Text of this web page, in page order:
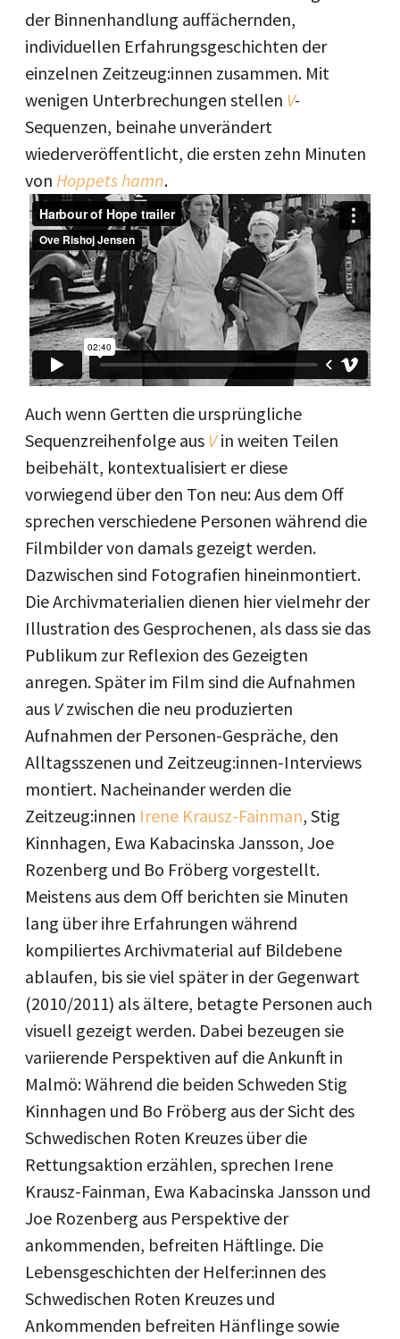
der Binnenhandlung auffächernden,
individuellen Erfahrungsgeschichten der
einzelnen Zeitzeug:innen zusammen. Mit
wenigen Unterbrechungen stellen V-
Sequenzen, beinahe unverändert
wiederveröffentlicht, die ersten zehn Minuten
von Hoppets hamn.
Auch wenn Gertten die ursprüngliche
Sequenzreihenfolge aus Vin weiten Teilen
beibehält, kontextualisiert er diese
vorwiegend über den Ton neu: Aus dem Off
sprechen verschiedene Personen während die
Filmbilder von damals gezeigt werden.
Dazwischen sind Fotografien hineinmontiert.
Die Archivmaterialien dienen hier vielmehr der
Illustration des Gesprochenen, als dass sie das
Publikum zur Reflexion des Gezeigten
anregen. Später im Film sind die Aufnahmen
aus Vzwischen die neu produzierten
Aufnahmen der Personen-Gespräche, den
Alltagsszenen und Zeitzeug:innen-Interviews
montiert. Nacheinander werden die
Zeitzeug:innen Irene Krausz-Fainman, Stig
Kinnhagen, Ewa Kabacinska Jansson, Joe
Rozenberg und Bo Fröberg vorgestellt.
Meistens aus dem Off berichten sie Minuten
lang über ihre Erfahrungen während
kompiliertes Archivmaterial auf Bildebene
ablaufen, bis sie viel später in der Gegenwart
(2010/2011) als ältere, betagte Personen auch
visuell gezeigt werden. Dabei bezeugen sie
variierende Perspektiven auf die Ankunft in
Malmö: Während die beiden Schweden Stig
Kinnhagen und Bo Fröberg aus der Sicht des
Schwedischen Roten Kreuzes über die
Rettungsaktion erzählen, sprechen Irene
Krausz-Fainman, Ewa Kabacinska Jansson und
Joe Rozenberg aus Perspektive der
ankommenden, befreiten Häftlinge. Die
Lebensgeschichten der Helfer:innen des
Schwedischen Roten Kreuzes und
Ankommenden befreiten Hänflinge sowie